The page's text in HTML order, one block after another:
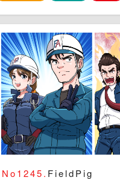
No1245. FieldPig